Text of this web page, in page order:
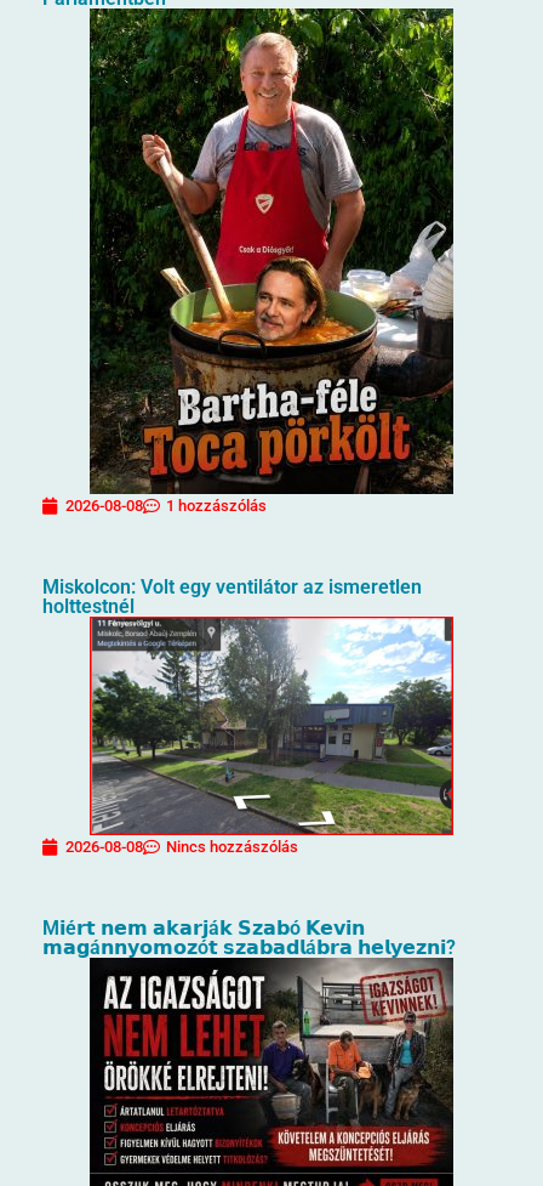
2026-08-08 1 hozzászólás
Miskolcon: Volt egy ventilátor az ismeretlen
holttestnél
2026-08-08 Nincs hozzászólás
M𝗶é𝗿𝘁 𝗻𝗲𝗺 𝗮𝗸𝗮𝗿𝗷á𝗸 𝗦𝘇𝗮𝗯ó 𝗞𝗲𝘃𝗶𝗻
𝗺𝗮𝗴á𝗻𝗻𝘆𝗼𝗺𝗼𝘇ó𝘁 𝘀𝘇𝗮𝗯𝗮𝗱𝗹á𝗯𝗿𝗮 𝗵𝗲𝗹𝘆𝗲𝘇𝗻𝗶?